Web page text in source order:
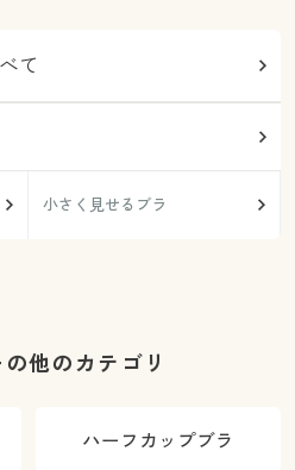
て
小さく見せるブラ
他のカテゴリ
ハーフカップブラ